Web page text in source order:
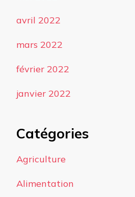
avril 2022
mars 2022
février 2022
janvier 2022
Catégories
Agriculture
Alimentation